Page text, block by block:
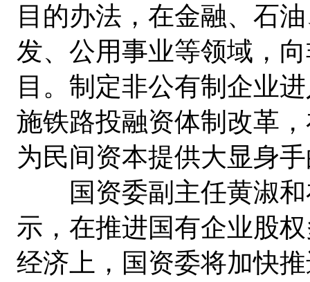
目的办法，在金融、石
发、公用事业等领域，
目。制定非公有制企业
施铁路投融资体制改革
为民间资本提供大显身
国资委副主任黄淑和
示，在推进国有企业股
经济上，国资委将加快